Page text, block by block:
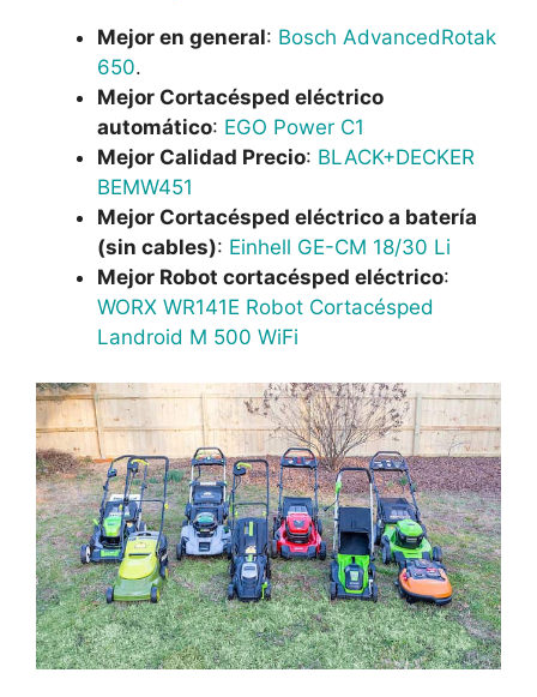
Mejor en general: Bosch AdvancedRotak
650.
Mejor Cortacésped eléctrico
automático: EGO Power C1
Mejor Calidad Precio: BLACK+DECKER
BEMW451
Mejor Cortacésped eléctrico a batería
(sin cables): Einhell GE-CM 18/30 Li
Mejor Robot cortacésped eléctrico:
WORX WR141E Robot Cortacésped
Landroid M 500 WiFi